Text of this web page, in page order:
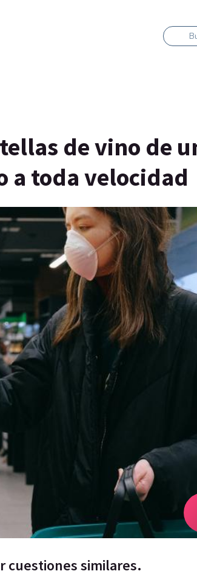
de vino de
a toda velocidad
cuestiones similares.